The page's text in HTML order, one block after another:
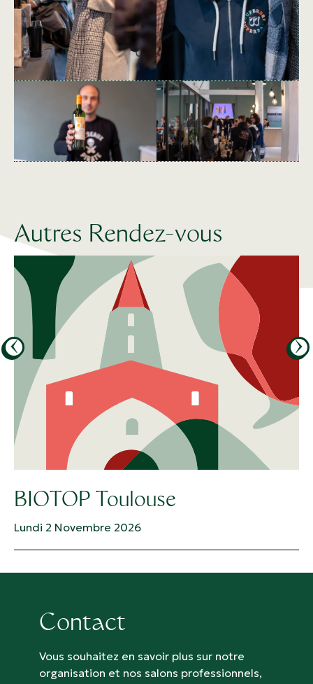
Autres Rendez-vous
BIOTOP Toulouse
Lundi 2 Novembre 2026
Contact
Vous souhaitez en savoir plus sur notre
organisation et nos salons professionnels,